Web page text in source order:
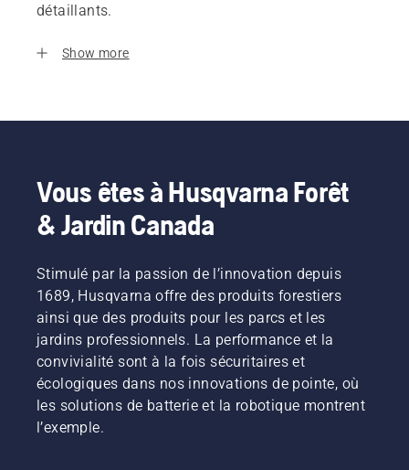
détaillants.
Show more
Vous êtes à Husqvarna Forêt
& Jardin Canada
Stimulé par la passion de l’innovation depuis
1689, Husqvarna offre des produits forestiers
ainsi que des produits pour les parcs et les
jardins professionnels. La performance et la
convivialité sont à la fois sécuritaires et
écologiques dans nos innovations de pointe, où
les solutions de batterie et la robotique montrent
l’exemple.